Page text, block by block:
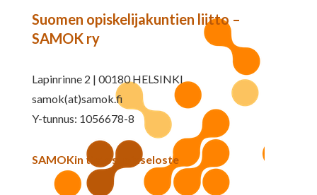
Suomen opiskelijakuntien liitto –
SAMOK ry
Lapinrinne 2 | 00180 HELSINKI
samok(at)samok.fi
Y-tunnus: 1056678-8
SAMOKin tietosuojaseloste